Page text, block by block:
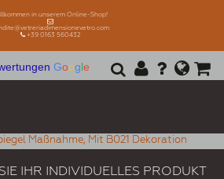
in unserem Online-Shop!
+39 0163 560432
Google
Maßnahme, Mit B021 Dekoration
IHR INDIVIDUELLES PRODUKT